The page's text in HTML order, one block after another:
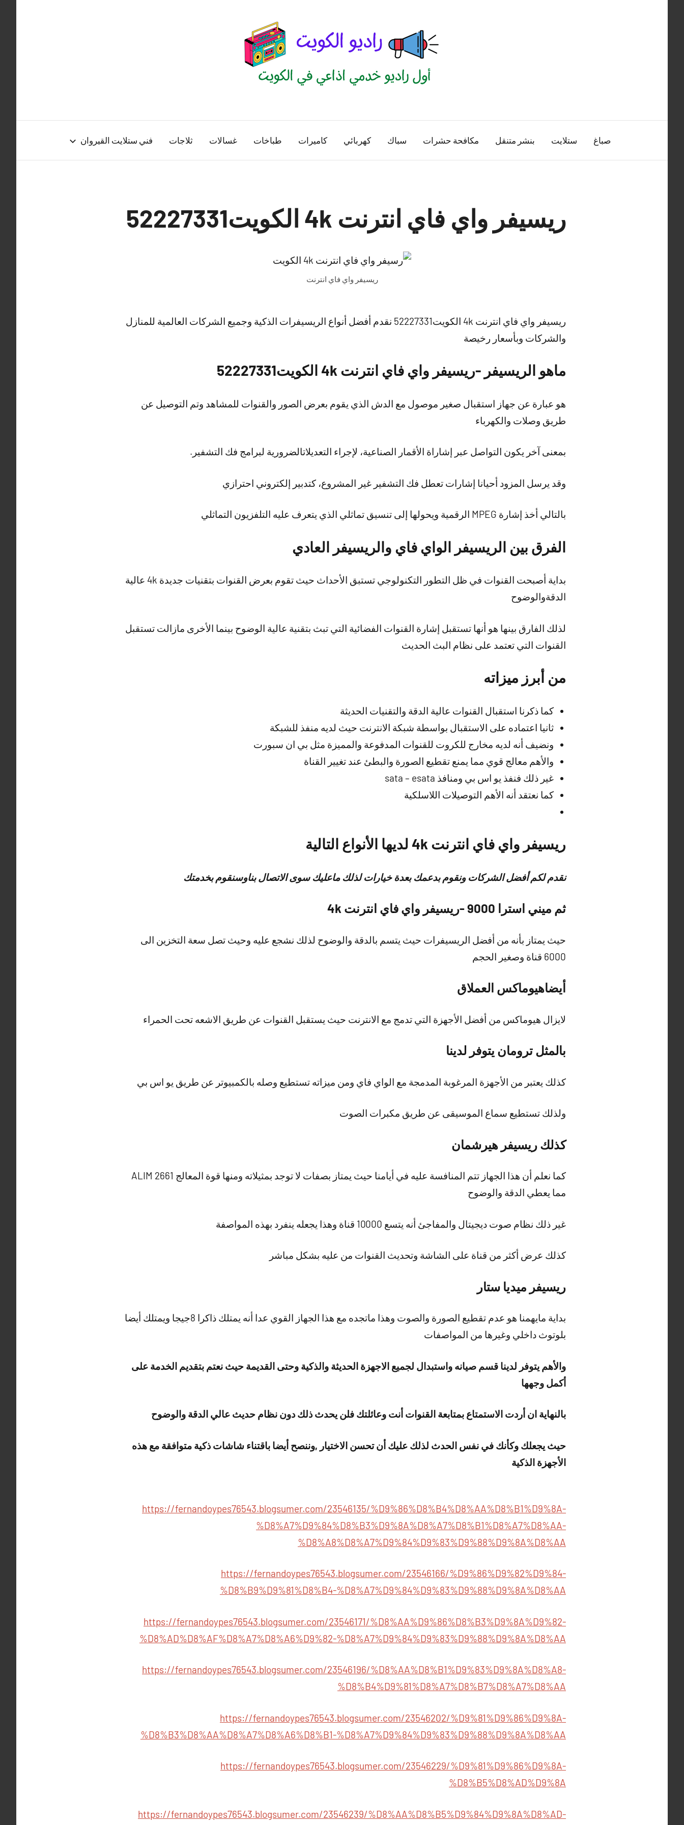
الكويت
منصة
اذاعية
صباغ ستلايت بنشر متنقل مكافحة حشرات سباك كهربائي كاميرات طباخات غسالات ثلاجات فني ستلايت القيروان
ريسيفر واي فاي انترنت 4k الكويت52227331
ريسيفر واي فاي انترنت
ريسيفر واي فاي انترنت 4k الكويت52227331 نقدم أفضل أنواع الريسيفرات الذكية وجميع الشركات العالمية للمنازل
والشركات وبأسعار رخيصة
ماهو الريسيفر -ريسيفر واي فاي انترنت 4k الكويت52227331
هو عبارة عن جهاز استقبال صغير موصول مع الدش الذي يقوم بعرض الصور والقنوات للمشاهد وتم التوصيل عن
طريق وصلات والكهرباء
بمعنى آخر يكون التواصل عبر إشاراة الأقمار الصناعية، لإجراء التعديلاتالضرورية لبرامج فك التشفير.
وقد يرسل المزود أحيانا إشارات تعطل فك التشفير غير المشروع، كتدبير إلكتروني احترازي
بالتالي أخذ إشارة MPEG الرقمية ويحولها إلى تنسيق تماثلي الذي يتعرف عليه التلفزيون التماثلي
الفرق بين الريسيفر الواي فاي والريسيفر العادي
بداية أصبحت القنوات في ظل التطور التكنولوجي تستبق الأحداث حيث تقوم بعرض القنوات بتقنيات جديدة 4k عالية
الدقةوالوضوح
لذلك الفارق بينها هو أنها تستقبل إشارة القنوات الفضائية التي تبث بتقنية عالية الوضوح بينما الأخرى مازالت تستقبل
القنوات التي تعتمد على نظام البث الحديث
من أبرز ميزاته
كما ذكرنا استقبال القنوات عالية الدقة والتقنيات الحديثة
ثانيا اعتماده على الاستقبال بواسطة شبكة الانترنت حيث لديه منفذ للشبكة
ونضيف أنه لديه مخارج للكروت للقنوات المدفوعة والمميزة مثل بي ان سبورت
والأهم معالج قوي مما يمنع تقطيع الصورة والبطئ عند تغيير القناة
غير ذلك فنفذ يو اس بي ومنافذ sata – esata
كما نعتقد أنه الأهم التوصيلات اللاسلكية
ريسيفر واي فاي انترنت 4k لديها الأنواع التالية
نقدم لكم أفضل الشركات ونقوم بدعمك بعدة خيارات لذلك ماعليك سوى الاتصال بناوسنقوم بخدمتك
ثم ميني استرا 9000 -ريسيفر واي فاي انترنت 4k
حيث يمتاز بأنه من أفضل الريسيفرات حيث يتسم بالدقة والوضوح لذلك نشجع عليه وحيث تصل سعة التخزين الى
6000 قناة وصغير الحجم
أيضاهيوماكس العملاق
لايزال هيوماكس من أفضل الأجهزة التي تدمج مع الانترنت حيث يستقبل القنوات عن طريق الاشعه تحت الحمراء
بالمثل ترومان يتوفر لدينا
كذلك يعتبر من الأجهزة المرغوبة المدمجة مع الواي فاي ومن ميزاته تستطيع وصله بالكمبيوتر عن طريق يو اس بي
ولذلك تستطيع سماع الموسيقى عن طريق مكبرات الصوت
كذلك ريسيفر هيرشمان
كما نعلم أن هذا الجهاز تتم المنافسة عليه في أيامنا حيث يمتاز بصفات لا توجد بمثيلاته ومنها قوة المعالج ALIM 2661
مما يعطي الدقة والوضوح
غير ذلك نظام صوت ديجيتال والمفاجئ أنه يتسع 10000 قناة وهذا يجعله ينفرد بهذه المواصفة
كذلك عرض أكثر من قناة على الشاشة وتحديث القنوات من عليه بشكل مباشر
ريسيفر ميديا ستار
بداية مايهمنا هو عدم تقطيع الصورة والصوت وهذا ماتجده مع هذا الجهاز القوي عدا أنه يمتلك ذاكرا 8جيجا ويمتلك أيضا
بلوتوث داخلي وغيرها من المواصفات
والأهم يتوفر لدينا قسم صيانه واستبدال لجميع الاجهزة الحديثة والذكية وحتى القديمة حيث نعتم بتقديم الخدمة على
أكمل وجهها
بالنهاية ان أردت الاستمتاع بمتابعة القنوات أنت وعائلتك فلن يحدث ذلك دون نظام حديث عالي الدقة والوضوح
حيث يجعلك وكأنك في نفس الحدث لذلك عليك أن تحسن الاختيار ,وننصح أيضا باقتناء شاشات ذكية متوافقة مع هذه
الأجهزة الذكية
https://fernandoypes76543.blogsumer.com/23546135/%D9%86%D8%B4%D8%AA%D8%B1%D9%8A-
%D8%A7%D9%84%D8%B3%D9%8A%D8%A7%D8%B1%D8%A7%D8%AA-
%D8%A8%D8%A7%D9%84%D9%83%D9%88%D9%8A%D8%AA
https://fernandoypes76543.blogsumer.com/23546166/%D9%86%D9%82%D9%84-
%D8%B9%D9%81%D8%B4-%D8%A7%D9%84%D9%83%D9%88%D9%8A%D8%AA
https://fernandoypes76543.blogsumer.com/23546171/%D8%AA%D9%86%D8%B3%D9%8A%D9%82-
%D8%AD%D8%AF%D8%A7%D8%A6%D9%82-%D8%A7%D9%84%D9%83%D9%88%D9%8A%D8%AA
https://fernandoypes76543.blogsumer.com/23546196/%D8%AA%D8%B1%D9%83%D9%8A%D8%A8-
%D8%B4%D9%81%D8%A7%D8%B7%D8%A7%D8%AA
https://fernandoypes76543.blogsumer.com/23546202/%D9%81%D9%86%D9%8A-
%D8%B3%D8%AA%D8%A7%D8%A6%D8%B1-%D8%A7%D9%84%D9%83%D9%88%D9%8A%D8%AA
https://fernandoypes76543.blogsumer.com/23546229/%D9%81%D9%86%D9%8A-
%D8%B5%D8%AD%D9%8A
https://fernandoypes76543.blogsumer.com/23546239/%D8%AA%D8%B5%D9%84%D9%8A%D8%AD-